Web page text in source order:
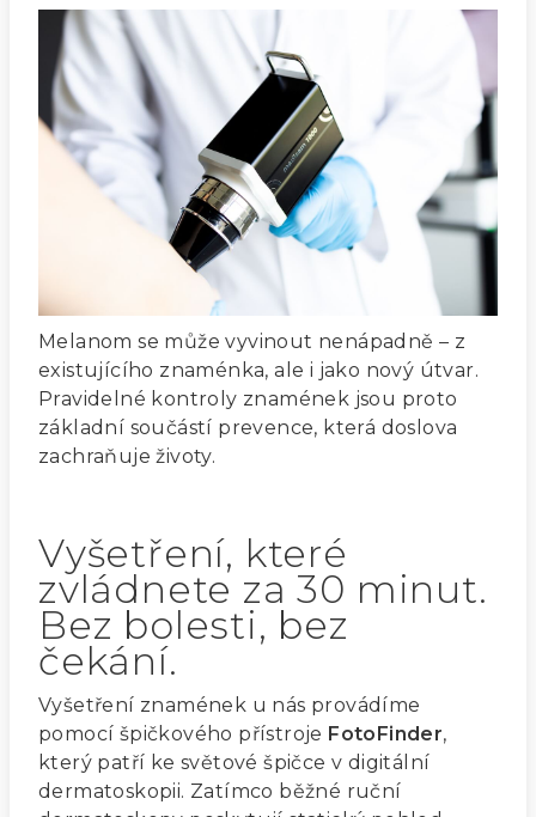
Melanom se může vyvinout nenápadně – z
existujícího znaménka, ale i jako nový útvar.
Pravidelné kontroly znamének jsou proto
základní součástí prevence, která doslova
zachraňuje životy.
Vyšetření, které
zvládnete za 30 minut.
Bez bolesti, bez
čekání.
Vyšetření znamének u nás provádíme
pomocí špičkového přístroje FotoFinder,
který patří ke světové špičce v digitální
dermatoskopii. Zatímco běžné ruční